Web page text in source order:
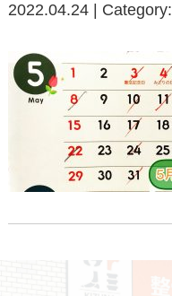
2022.04.24 | Category: